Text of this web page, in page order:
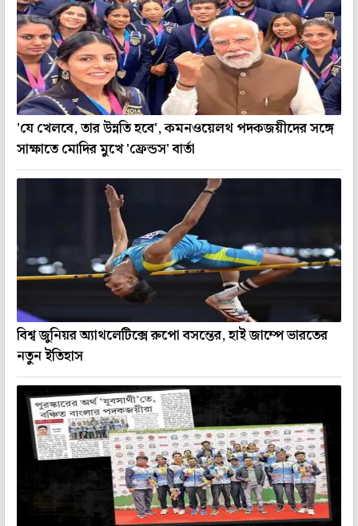
'যে খেলবে, তার উন্নতি হবে', কমনওয়েলথ পদকজয়ীদের সঙ্গে
সাক্ষাতে মোদির মুখে 'ফ্রেন্ডস' বার্তা
বিশ্ব জুনিয়র অ্যাথলেটিক্সে রুপো বসন্তের, হাই জাম্পে ভারতের
নতুন ইতিহাস